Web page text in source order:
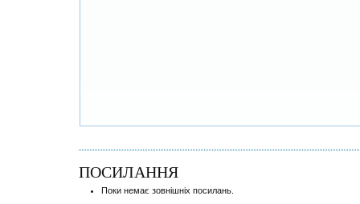
ПОСИЛАННЯ
Поки немає зовнішніх посилань.